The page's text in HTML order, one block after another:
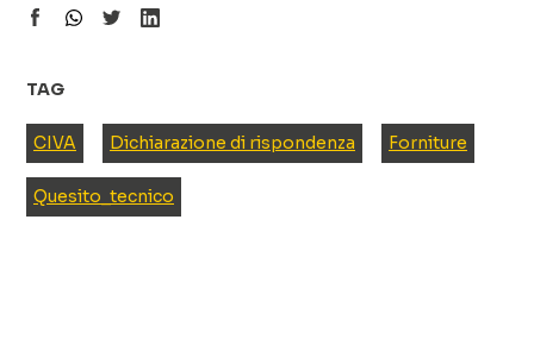
TAG
CIVA Dichiarazione di rispondenza Forniture
Quesito_tecnico